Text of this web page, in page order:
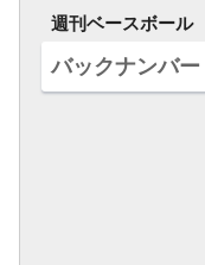
週刊ベースボール
バックナンバー